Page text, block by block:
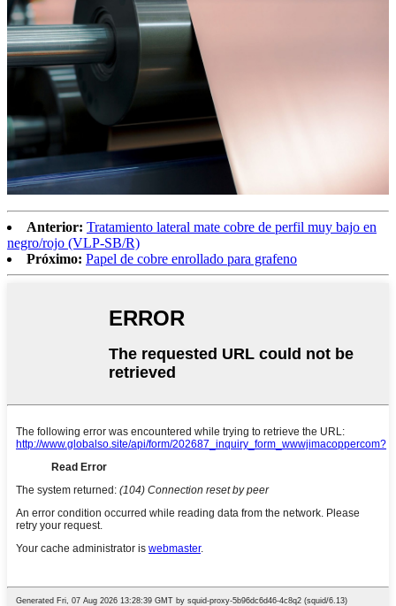
Anterior: Tratamiento lateral mate cobre de perfil muy bajo en
negro/rojo (VLP-SB/R)
Próximo: Papel de cobre enrollado para grafeno